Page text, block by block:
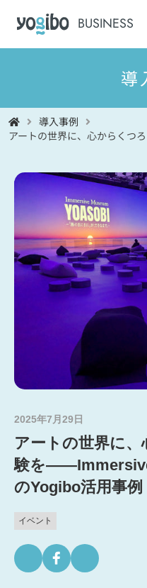
BUSINESS
導
導入事例
アートの世界に、心からくつ
2025年7月29日
アートの世界に
験を
のYogibo活用事例
イベント
Facebook